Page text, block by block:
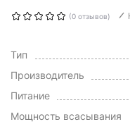
(0 отзывов)
Тип
Производитель
Питание
Мощность всасывания